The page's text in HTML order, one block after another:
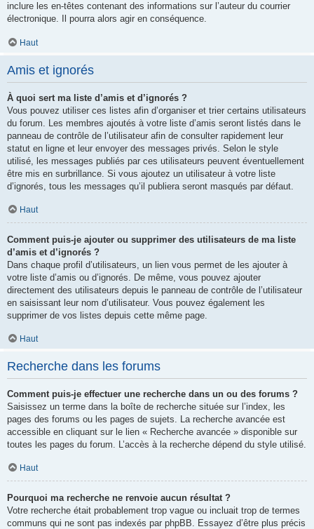
inclure les en-têtes contenant des informations sur l’auteur du courrier
électronique. Il pourra alors agir en conséquence.
Haut
Amis et ignorés
À quoi sert ma liste d’amis et d’ignorés ?
Vous pouvez utiliser ces listes afin d’organiser et trier certains utilisateurs
du forum. Les membres ajoutés à votre liste d’amis seront listés dans le
panneau de contrôle de l’utilisateur afin de consulter rapidement leur
statut en ligne et leur envoyer des messages privés. Selon le style
utilisé, les messages publiés par ces utilisateurs peuvent éventuellement
être mis en surbrillance. Si vous ajoutez un utilisateur à votre liste
d’ignorés, tous les messages qu’il publiera seront masqués par défaut.
Haut
Comment puis-je ajouter ou supprimer des utilisateurs de ma liste
d’amis et d’ignorés ?
Dans chaque profil d’utilisateurs, un lien vous permet de les ajouter à
votre liste d’amis ou d’ignorés. De même, vous pouvez ajouter
directement des utilisateurs depuis le panneau de contrôle de l’utilisateur
en saisissant leur nom d’utilisateur. Vous pouvez également les
supprimer de vos listes depuis cette même page.
Haut
Recherche dans les forums
Comment puis-je effectuer une recherche dans un ou des forums ?
Saisissez un terme dans la boîte de recherche située sur l’index, les
pages des forums ou les pages de sujets. La recherche avancée est
accessible en cliquant sur le lien « Recherche avancée » disponible sur
toutes les pages du forum. L’accès à la recherche dépend du style utilisé.
Haut
Pourquoi ma recherche ne renvoie aucun résultat ?
Votre recherche était probablement trop vague ou incluait trop de termes
communs qui ne sont pas indexés par phpBB. Essayez d’être plus précis